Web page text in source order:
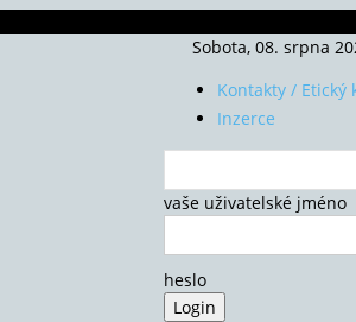
Sobota, 08. srpna
Kontakty / Etický
Inzerce
vaše uživatelské jméno
heslo